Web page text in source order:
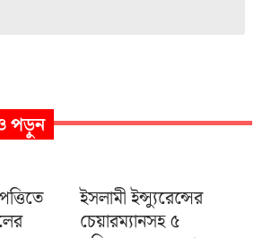
পড়ুন
ইসলামী ইন্স্যুরেন্সের
চেয়ারম্যানসহ ৫